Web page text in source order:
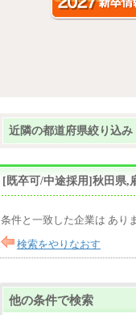
近隣の都道府県絞り込み
[既卒可/中途採用]秋田県,
条件と一致した企業は あり
検索をやりなおす
他の条件で検索